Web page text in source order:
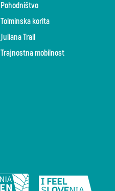
Pohodništvo
Tolminska korita
Juliana Trail
Trajnostna mobilnost